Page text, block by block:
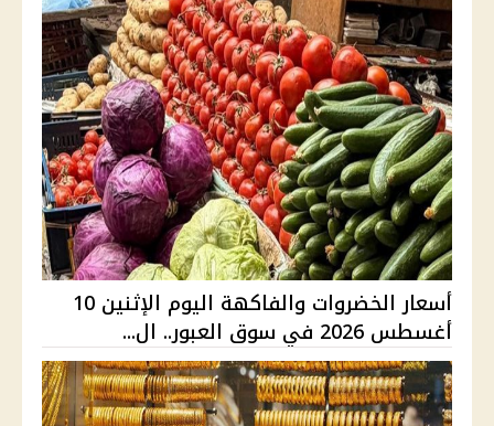
أسعار الخضروات والفاكهة اليوم الإثنين 10
أغسطس 2026 في سوق العبور.. ال...